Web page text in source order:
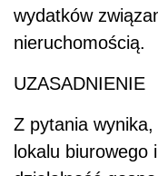
wydatków
nieruchomością.
UZASADNIENIE
Z pytania
lokalu biurowego